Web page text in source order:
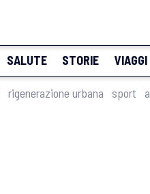
SALUTE STORIE VIAGGI
rigenerazione urbana sport